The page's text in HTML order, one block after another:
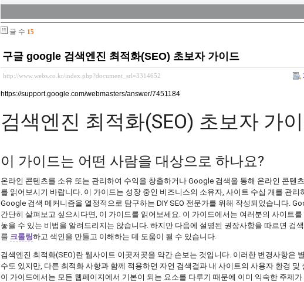
글 수 15
구글 google 검색엔진 최적화(SEO) 초보자 가이드
http://www.webs.co.kr/index.php?document_srl=3314652
https://support.google.com/webmasters/answer/7451184
검색엔진 최적화(SEO) 초보자 가
이 가이드는 어떤 사람을 대상으로 하나요?
온라인 콘텐츠를 소유 또는 관리하여 수익을 창출하거나 Google 검색을 통해 온라인 콘텐
를 읽어보시기 바랍니다. 이 가이드는 성장 중인 비즈니스의 소유자, 사이트 수십 개를 관리
Google 검색 메커니즘을 열정적으로 탐구하는 DIY SEO 전문가를 위해 작성되었습니다.
간단히 살펴보고 싶으시다면, 이 가이드를 읽어보세요. 이 가이드에서는 여러분의 사이트
놓을 수 있는 비법을 알려드리지는 않습니다. 하지만 다음에 설명된 권장사항을 따르면 검
를 크롤링하고 색인을 만들고 이해하는 데 도움이 될 수 있습니다.
검색엔진 최적화(SEO)란 웹사이트 이곳저곳을 약간 손보는 것입니다. 이러한 변경사항은
수도 있지만, 다른 최적화 사항과 함께 적용하면 자연 검색결과 내 사이트의 사용자 환경
이 가이드에서는 모든 웹페이지에서 기본이 되는 요소를 다루기 때문에 이미 익숙한 주제